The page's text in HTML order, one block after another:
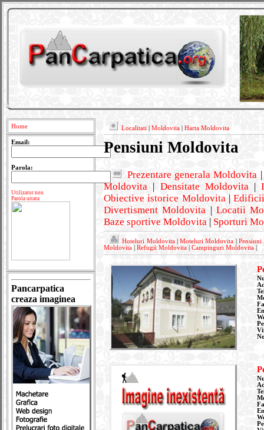
Home
Email:
Parola:
Utilizator nou
Parola uitata
Pancarpatica
creaza imaginea
Localitati Moldovita Harta Moldovita
Pensiuni Moldovita
Prezentare generala Moldovita
Moldovita | Densitate Moldovita |
Obiective istorice Moldovita |
Divertisment Moldovita |Locatii
Baze sportive Moldovita | Sporturi
Hoteluri Moldovita|Moteluri Moldovita
Moldovita
Refugii Moldovita Campinguri Moldovita